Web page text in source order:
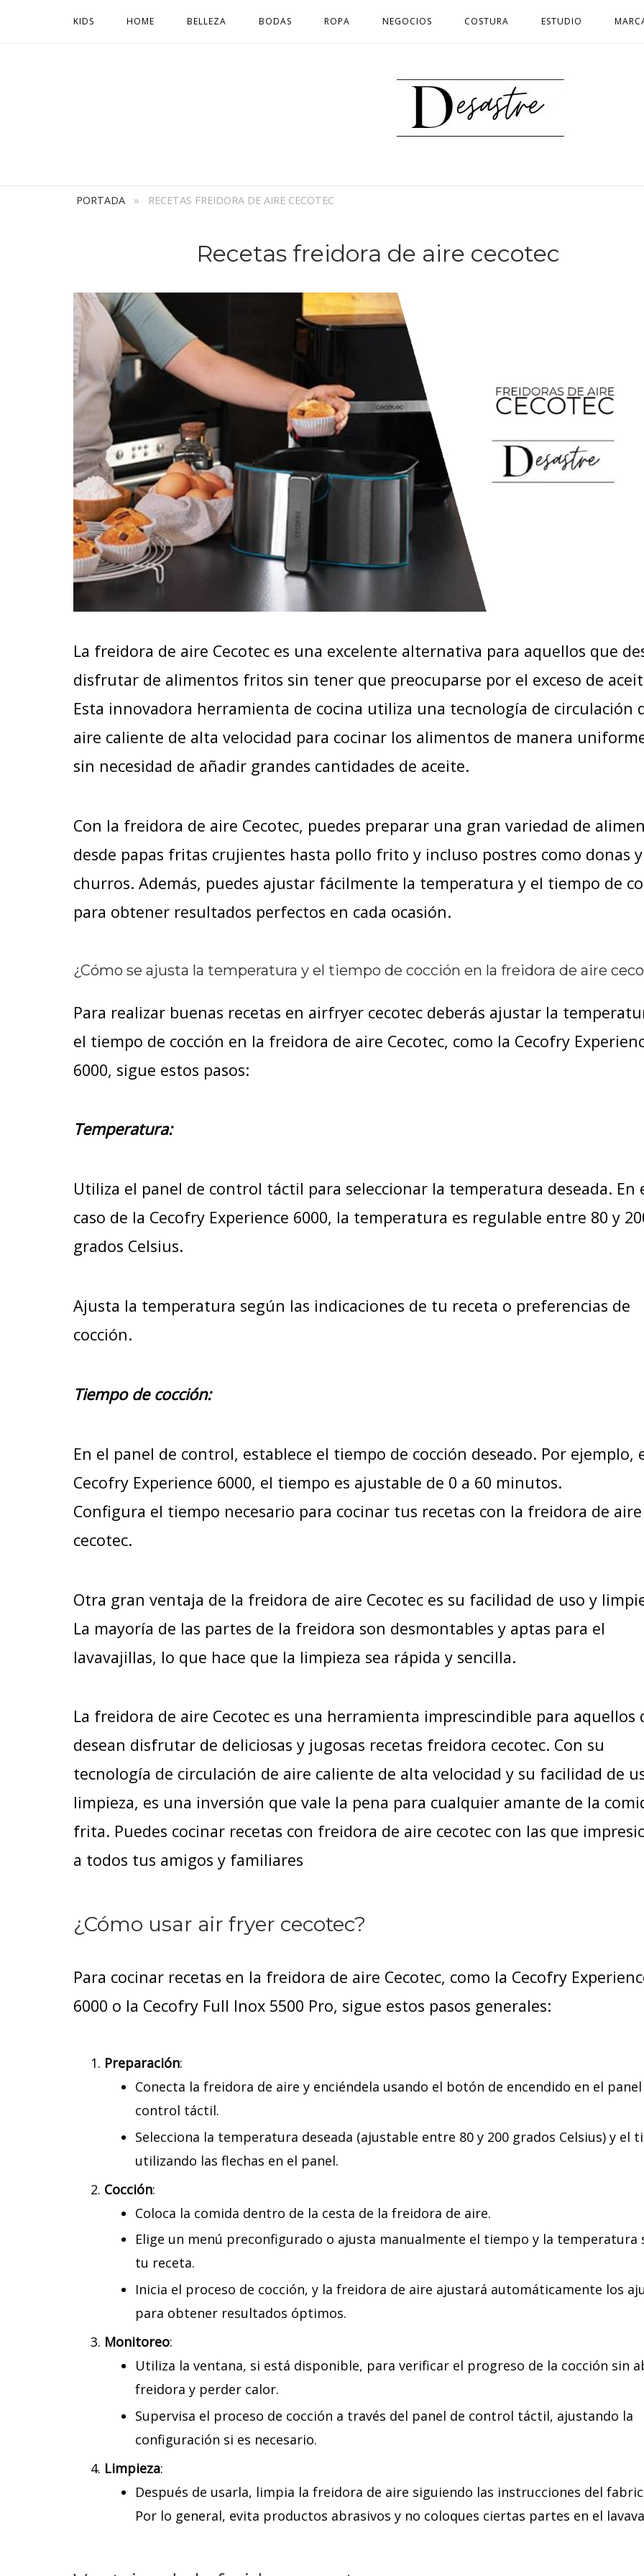
KIDS HOME BELLEZA BODAS ROPA NEGOCIOS COSTURA ESTUDIO
PORTADA » RECETAS FREIDORA DE AIRE CECOTEC
Recetas freidora de aire cecotec
La freidora de aire Cecotec es una excelente alternativa para aquellos que
disfrutar de alimentos fritos sin tener que preocuparse por el exceso de
Esta innovadora herramienta de cocina utiliza una tecnología de circulación
aire caliente de alta velocidad para cocinar los alimentos de manera
sin necesidad de añadir grandes cantidades de aceite.
Con la freidora de aire Cecotec, puedes preparar una gran variedad de
desde papas fritas crujientes hasta pollo frito y incluso postres como donas y
churros. Además, puedes ajustar fácilmente la temperatura y el tiempo de
para obtener resultados perfectos en cada ocasión.
¿Cómo se ajusta la temperatura y el tiempo de cocción en la freidora de aire
Para realizar buenas recetas en airfryer cecotec deberás ajustar la
el tiempo de cocción en la freidora de aire Cecotec, como la Cecofry
6000, sigue estos pasos:
Temperatura:
Utiliza el panel de control táctil para seleccionar la temperatura deseada. En
caso de la Cecofry Experience 6000, la temperatura es regulable entre 80 y
grados Celsius.
Ajusta la temperatura según las indicaciones de tu receta o preferencias de
cocción.
Tiempo de cocción:
En el panel de control, establece el tiempo de cocción deseado. Por ejemplo,
Cecofry Experience 6000, el tiempo es ajustable de 0 a 60 minutos.
Configura el tiempo necesario para cocinar tus recetas con la freidora de aire
cecotec.
Otra gran ventaja de la freidora de aire Cecotec es su facilidad de uso y
La mayoría de las partes de la freidora son desmontables y aptas para el
lavavajillas, lo que hace que la limpieza sea rápida y sencilla.
La freidora de aire Cecotec es una herramienta imprescindible para aquellos
desean disfrutar de deliciosas y jugosas recetas freidora cecotec. Con su
tecnología de circulación de aire caliente de alta velocidad y su facilidad de
limpieza, es una inversión que vale la pena para cualquier amante de la
frita. Puedes cocinar recetas con freidora de aire cecotec con las que
a todos tus amigos y familiares
¿Cómo usar air fryer cecotec?
Para cocinar recetas en la freidora de aire Cecotec, como la Cecofry
6000 o la Cecofry Full Inox 5500 Pro, sigue estos pasos generales:
Preparación:
Conecta la freidora de aire y enciéndela usando el botón de encendido en el panel
control táctil.
Selecciona la temperatura deseada (ajustable entre 80 y 200 grados Celsius) y el
utilizando las flechas en el panel.
Cocción:
Coloca la comida dentro de la cesta de la freidora de aire.
Elige un menú preconfigurado o ajusta manualmente el tiempo y la temperatura
tu receta.
Inicia el proceso de cocción, y la freidora de aire ajustará automáticamente los
para obtener resultados óptimos.
Monitoreo:
Utiliza la ventana, si está disponible, para verificar el progreso de la cocción sin
freidora y perder calor.
Supervisa el proceso de cocción a través del panel de control táctil, ajustando la
configuración si es necesario.
Limpieza:
Después de usarla, limpia la freidora de aire siguiendo las instrucciones del
Por lo general, evita productos abrasivos y no coloques ciertas partes en el